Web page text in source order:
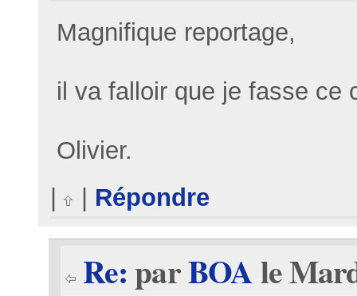
Magnifique reportage,
il va falloir que je fasse ce
Olivier.
Répondre
Re:parBOAle